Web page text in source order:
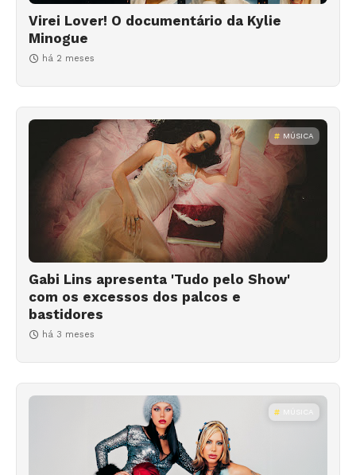
Virei Lover! O documentário da Kylie
Minogue
há 2 meses
MÚSICA
Gabi Lins apresenta 'Tudo pelo Show'
com os excessos dos palcos e
bastidores
há 3 meses
MÚSICA